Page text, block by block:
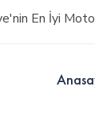
En İyi